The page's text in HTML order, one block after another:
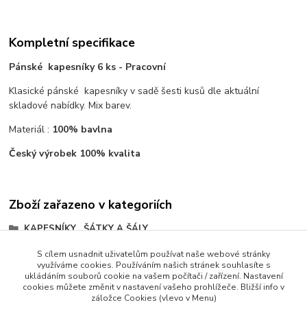
Kompletní specifikace
Pánské kapesníky 6 ks - Pracovní
Klasické pánské kapesníky v sadě šesti kusů dle aktuální
skladové nabídky. Mix barev.
Materiál : 100% bavlna
Český výrobek 100% kvalita
Zboží zařazeno v kategoriích
KAPESNÍKY , ŠÁTKY A ŠÁLY
KAPESNÍKY
PÁNSKÉ
S cílem usnadnit uživatelům používat naše webové stránky
využíváme cookies. Používáním našich stránek souhlasíte s
ukládáním souborů cookie na vašem počítači / zařízení. Nastavení
cookies můžete změnit v nastavení vašeho prohlížeče. Bližší info v
záložce Cookies (vlevo v Menu)